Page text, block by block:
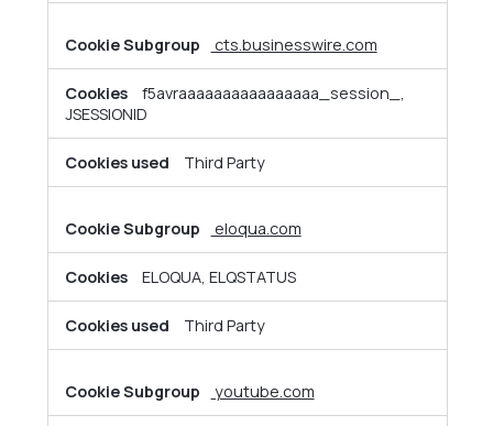
cts.businesswire.com
f5avraaaaaaaaaaaaaaaa_session_,
JSESSIONID
Third Party
eloqua.com
ELOQUA, ELQSTATUS
Third Party
youtube.com